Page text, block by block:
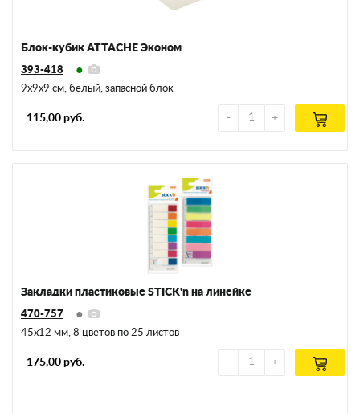
Блок-кубик ATTACHE Эконом
393-418
9х9х9 см, белый, запасной блок
115,00 руб.
Закладки пластиковые STICK'n на линейке
470-757
45х12 мм, 8 цветов по 25 листов
175,00 руб.